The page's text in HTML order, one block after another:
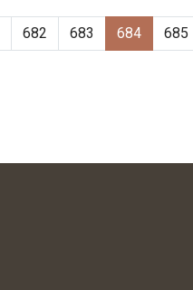
682 683 684 685